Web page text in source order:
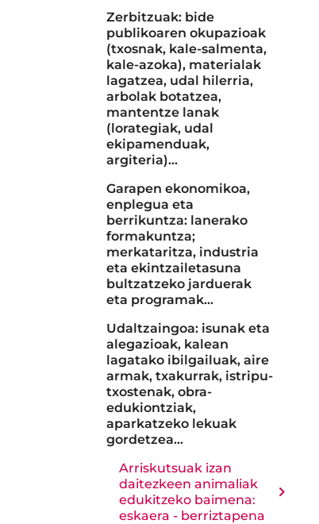
Zerbitzuak: bide
publikoaren okupazioak
(txosnak, kale-salmenta,
kale-azoka), materialak
lagatzea, udal hilerria,
arbolak botatzea,
mantentze lanak
(lorategiak, udal
ekipamenduak,
argiteria)...
Garapen ekonomikoa,
enplegua eta
berrikuntza: lanerako
formakuntza;
merkataritza, industria
eta ekintzailetasuna
bultzatzeko jarduerak
eta programak...
Udaltzaingoa: isunak eta
alegazioak, kalean
lagatako ibilgailuak, aire
armak, txakurrak, istripu-
txostenak, obra-
edukiontziak,
aparkatzeko lekuak
gordetzea...
Arriskutsuak izan
daitezkeen animaliak
edukitzeko baimena:
eskaera - berriztapena